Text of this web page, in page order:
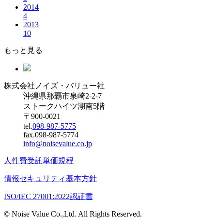
2014
4
2013
10
もっと見る
株式会社ノイズ・バリュー社
沖縄県那覇市泉崎2-2-7
ストークハイツ湖南5階
〒900-0021
tel.098-987-5775
fax.098-987-5774
info@noisevalue.co.jp
人件費受託単価規程
情報セキュリティ基本方針
ISO/IEC 27001:2022認証書
© Noise Value Co.,Ltd. All Rights Reserved.